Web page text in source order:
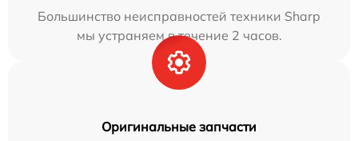
Большинство неисправностей техники Sharp
мы устраняем в течение 2 часов.
Оригинальные запчасти